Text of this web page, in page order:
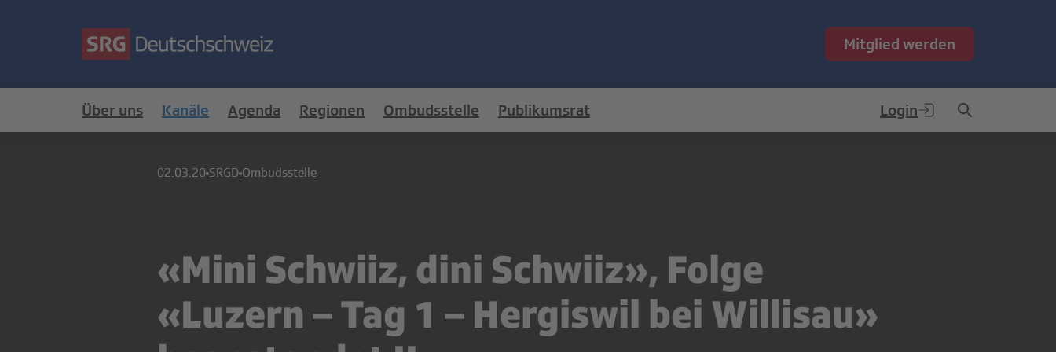
Mitglied werden
Über uns Kanäle Agenda Regionen Ombudsstelle Publikumsrat Login
02.03.20 SRGD Ombudsstelle
«Mini Schwiiz, dini Schwiiz», Folge
«Luzern – Tag 1 – Hergiswil bei Willisau»